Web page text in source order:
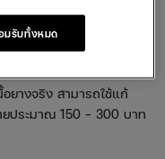
ยบเนียนไปกับเนื้อยางจริง
แผล
แผลยางขนาดเล็กถึงขนาด
ในยางด้วยน้ำยาประสาน
ยางจริง สามารถใช้แก้
ยประมาณ 150 – 300 บาท
มรับทั้งหมด